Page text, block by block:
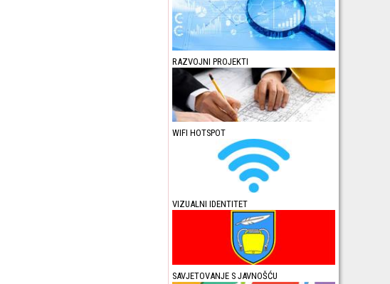
RAZVOJNI PROJEKTI
WIFI HOTSPOT
VIZUALNI IDENTITET
SAVJETOVANJE S JAVNOŠĆU